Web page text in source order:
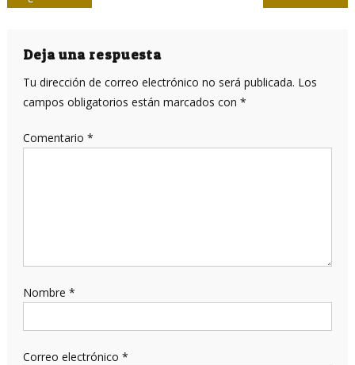
entradas
Deja una respuesta
Tu dirección de correo electrónico no será publicada. Los
campos obligatorios están marcados con *
Comentario *
Nombre *
Correo electrónico *